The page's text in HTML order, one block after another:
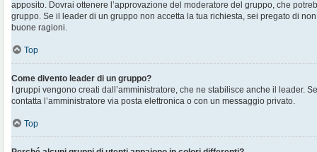
apposito. Dovrai ottenere l’approvazione del moderatore del gruppo, che
gruppo. Se il leader di un gruppo non accetta la tua richiesta, sei pregato di
buone ragioni.
Top
Come divento leader di un gruppo?
I gruppi vengono creati dall’amministratore, che ne stabilisce anche il leader.
contatta l’amministratore via posta elettronica o con un messaggio privato.
Top